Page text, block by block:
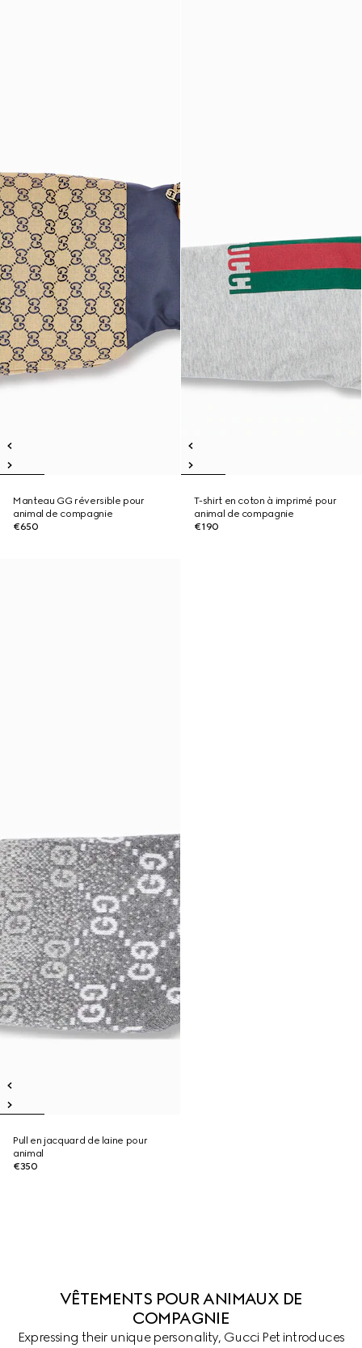
Manteau GG réversible pour
animal de compagnie
€650
T-shirt en coton à imprimé pour
animal de compagnie
€190
Pull en jacquard de laine pour
animal
€350
VÊTEMENTS POUR ANIMAUX DE
COMPAGNIE
Expressing their unique personality, Gucci Pet introduces